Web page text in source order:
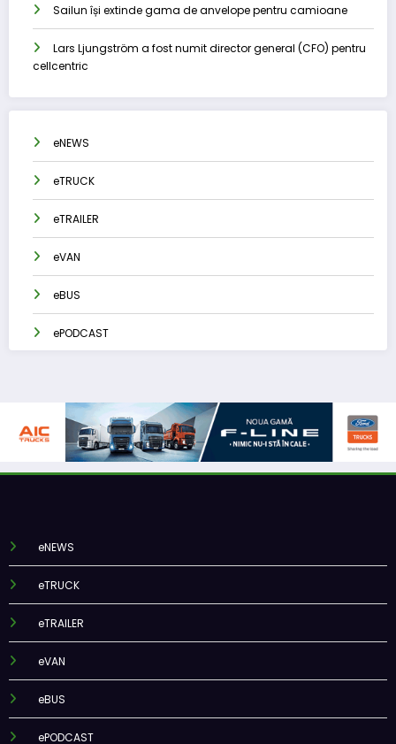
Sailun își extinde gama de anvelope pentru camioane
Lars Ljungström a fost numit director general (CFO) pentru
cellcentric
eNEWS
eTRUCK
eTRAILER
eVAN
eBUS
ePODCAST
eNEWS
eTRUCK
eTRAILER
eVAN
eBUS
ePODCAST